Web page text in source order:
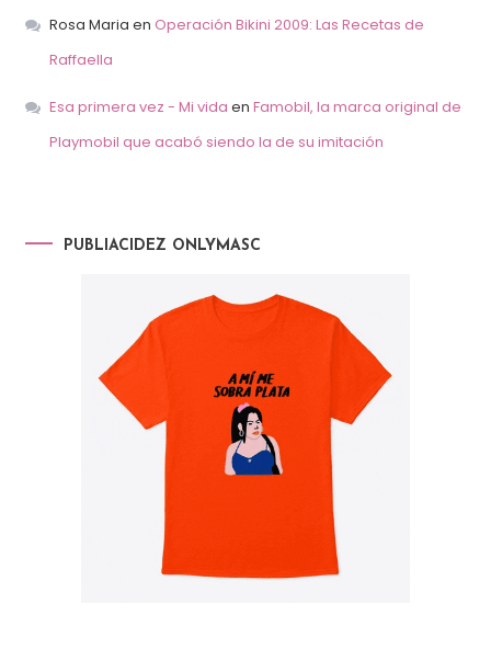
Rosa Maria en Operación Bikini 2009: Las Recetas de
Raffaella
Esa primera vez - Mi vida en Famobil, la marca original de
Playmobil que acabó siendo la de su imitación
PUBLIACIDEZ ONLYMASC